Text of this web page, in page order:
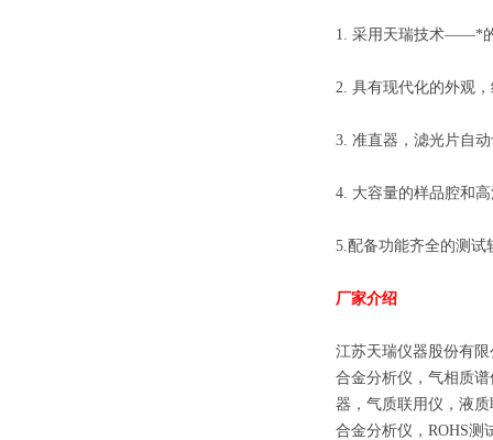
1. 采用天瑞技术――*
2. 具有现代化的外观
3. 准直器，滤光片自
4. 大容量的样品腔和
5.配备功能齐全的测试
厂家介绍
江苏天瑞仪器股份有
合金分析仪，气相质
器，气质联用仪，液
合金分析仪，ROHS测